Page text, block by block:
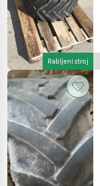
Rabljeni stroj